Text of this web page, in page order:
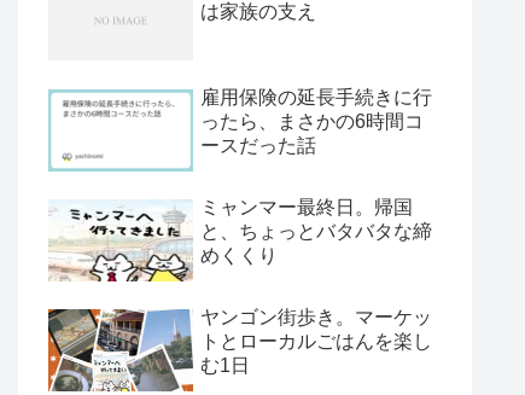
は家族の支え
雇用保険の延長手続きに行
ったら、まさかの6時間コ
ースだった話
ミャンマー最終日。帰国
と、ちょっとバタバタな締
めくくり
ヤンゴン街歩き。マーケッ
トとローカルごはんを楽し
む1日